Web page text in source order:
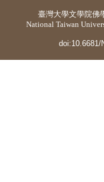
臺灣大學文學院佛
National Taiwan
doi:10.6681/